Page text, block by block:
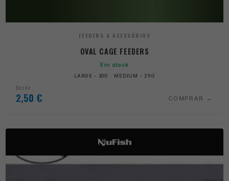
FEEDERS & ACESSÓRIOS
OVAL CAGE FEEDERS
Em stock
LARGE - 30G · MEDIUM - 25G
Desde
2,50 € COMPRAR